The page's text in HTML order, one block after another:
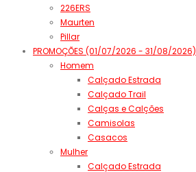
226ERS
Maurten
Pillar
PROMOÇÕES (01/07/2026 - 31/08/2026)
Homem
Calçado Estrada
Calçado Trail
Calças e Calções
Camisolas
Casacos
Mulher
Calçado Estrada